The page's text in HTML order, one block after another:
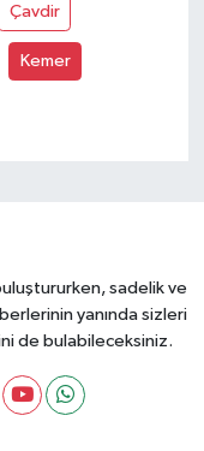
Çavdir
Kemer
sadelik ve
yanında sizleri
de bulabileceksiniz.